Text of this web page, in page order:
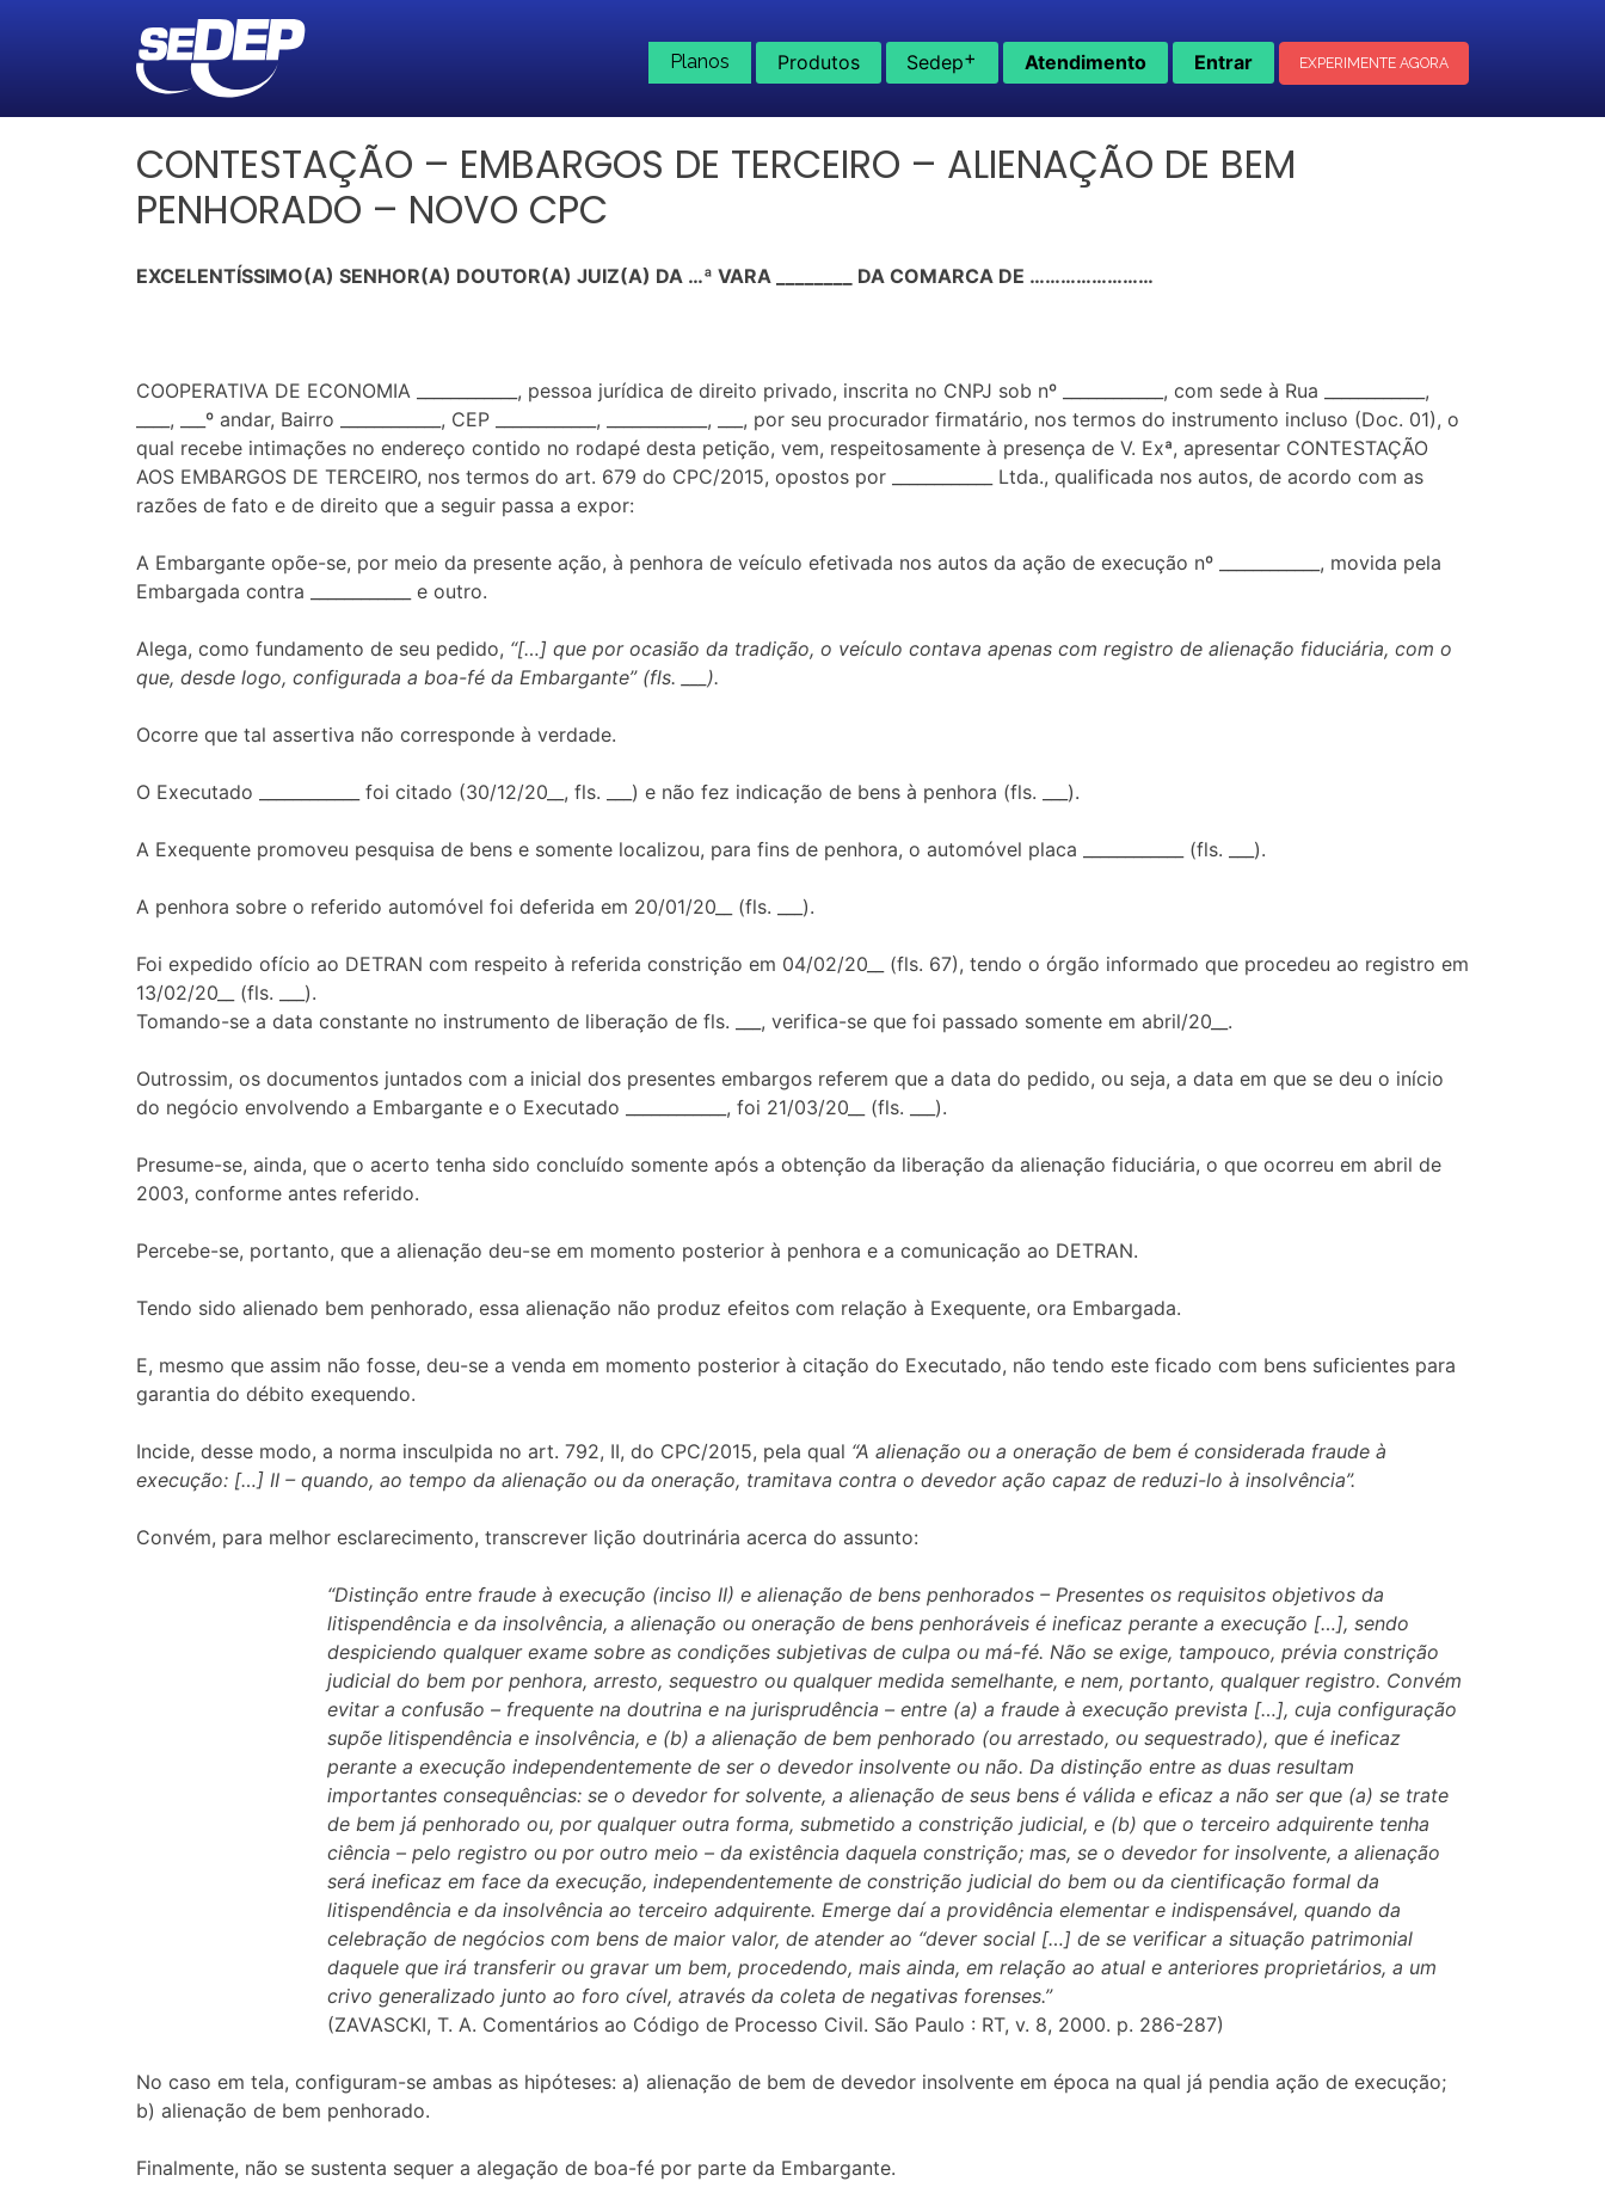
Planos Produtos Sedep+ Atendimento Entrar EXPERIMENTE AGORA
CONTESTAÇÃO – EMBARGOS DE TERCEIRO – ALIENAÇÃO DE BEM
PENHORADO – NOVO CPC
EXCELENTÍSSIMO(A) SENHOR(A) DOUTOR(A) JUIZ(A) DA …ª VARA ________ DA COMARCA DE ……………………
COOPERATIVA DE ECONOMIA ____________, pessoa jurídica de direito privado, inscrita no CNPJ sob nº ____________, com sede à Rua ____________,
____, ___º andar, Bairro ____________, CEP ____________, ____________, ___, por seu procurador firmatário, nos termos do instrumento incluso (Doc. 01), o
qual recebe intimações no endereço contido no rodapé desta petição, vem, respeitosamente à presença de V. Exª, apresentar CONTESTAÇÃO
AOS EMBARGOS DE TERCEIRO, nos termos do art. 679 do CPC/2015, opostos por ____________ Ltda., qualificada nos autos, de acordo com as
razões de fato e de direito que a seguir passa a expor:
A Embargante opõe-se, por meio da presente ação, à penhora de veículo efetivada nos autos da ação de execução nº ____________, movida pela
Embargada contra ____________ e outro.
Alega, como fundamento de seu pedido, “[…] que por ocasião da tradição, o veículo contava apenas com registro de alienação fiduciária, com o
que, desde logo, configurada a boa-fé da Embargante” (fls. ___).
Ocorre que tal assertiva não corresponde à verdade.
O Executado ____________ foi citado (30/12/20__, fls. ___) e não fez indicação de bens à penhora (fls. ___).
A Exequente promoveu pesquisa de bens e somente localizou, para fins de penhora, o automóvel placa ____________ (fls. ___).
A penhora sobre o referido automóvel foi deferida em 20/01/20__ (fls. ___).
Foi expedido ofício ao DETRAN com respeito à referida constrição em 04/02/20__ (fls. 67), tendo o órgão informado que procedeu ao registro em
13/02/20__ (fls. ___).
Tomando-se a data constante no instrumento de liberação de fls. ___, verifica-se que foi passado somente em abril/20__.
Outrossim, os documentos juntados com a inicial dos presentes embargos referem que a data do pedido, ou seja, a data em que se deu o início
do negócio envolvendo a Embargante e o Executado ____________, foi 21/03/20__ (fls. ___).
Presume-se, ainda, que o acerto tenha sido concluído somente após a obtenção da liberação da alienação fiduciária, o que ocorreu em abril de
2003, conforme antes referido.
Percebe-se, portanto, que a alienação deu-se em momento posterior à penhora e a comunicação ao DETRAN.
Tendo sido alienado bem penhorado, essa alienação não produz efeitos com relação à Exequente, ora Embargada.
E, mesmo que assim não fosse, deu-se a venda em momento posterior à citação do Executado, não tendo este ficado com bens suficientes para
garantia do débito exequendo.
Incide, desse modo, a norma insculpida no art. 792, II, do CPC/2015, pela qual “A alienação ou a oneração de bem é considerada fraude à
execução: […] II – quando, ao tempo da alienação ou da oneração, tramitava contra o devedor ação capaz de reduzi-lo à insolvência”.
Convém, para melhor esclarecimento, transcrever lição doutrinária acerca do assunto:
“Distinção entre fraude à execução (inciso II) e alienação de bens penhorados – Presentes os requisitos objetivos da
litispendência e da insolvência, a alienação ou oneração de bens penhoráveis é ineficaz perante a execução […], sendo
despiciendo qualquer exame sobre as condições subjetivas de culpa ou má-fé. Não se exige, tampouco, prévia constrição
judicial do bem por penhora, arresto, sequestro ou qualquer medida semelhante, e nem, portanto, qualquer registro. Convém
evitar a confusão – frequente na doutrina e na jurisprudência – entre (a) a fraude à execução prevista […], cuja configuração
supõe litispendência e insolvência, e (b) a alienação de bem penhorado (ou arrestado, ou sequestrado), que é ineficaz
perante a execução independentemente de ser o devedor insolvente ou não. Da distinção entre as duas resultam
importantes consequências: se o devedor for solvente, a alienação de seus bens é válida e eficaz a não ser que (a) se trate
de bem já penhorado ou, por qualquer outra forma, submetido a constrição judicial, e (b) que o terceiro adquirente tenha
ciência – pelo registro ou por outro meio – da existência daquela constrição; mas, se o devedor for insolvente, a alienação
será ineficaz em face da execução, independentemente de constrição judicial do bem ou da cientificação formal da
litispendência e da insolvência ao terceiro adquirente. Emerge daí a providência elementar e indispensável, quando da
celebração de negócios com bens de maior valor, de atender ao “dever social […] de se verificar a situação patrimonial
daquele que irá transferir ou gravar um bem, procedendo, mais ainda, em relação ao atual e anteriores proprietários, a um
crivo generalizado junto ao foro cível, através da coleta de negativas forenses.”
(ZAVASCKI, T. A. Comentários ao Código de Processo Civil. São Paulo : RT, v. 8, 2000. p. 286-287)
No caso em tela, configuram-se ambas as hipóteses: a) alienação de bem de devedor insolvente em época na qual já pendia ação de execução;
b) alienação de bem penhorado.
Finalmente, não se sustenta sequer a alegação de boa-fé por parte da Embargante.